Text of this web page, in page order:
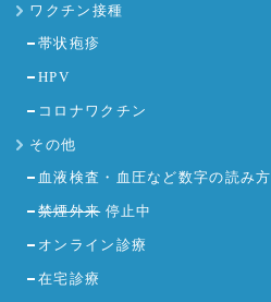
ワクチン接種
帯状疱疹
HPV
コロナワクチン
その他
血液検査・血圧など数字の読み方
禁煙外来停止中
オンライン診療
在宅診療